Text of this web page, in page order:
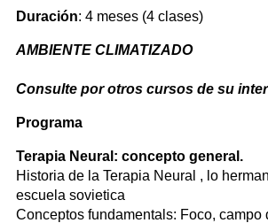
Duración: 4 meses (4 clases)
AMBIENTE CLIMATIZADO
Consulte por otros cursos de su
Programa
Terapia Neural: concepto general.
Historia de la Terapia Neural , lo
escuela sovietica
Conceptos fundamentals: Foco, campo